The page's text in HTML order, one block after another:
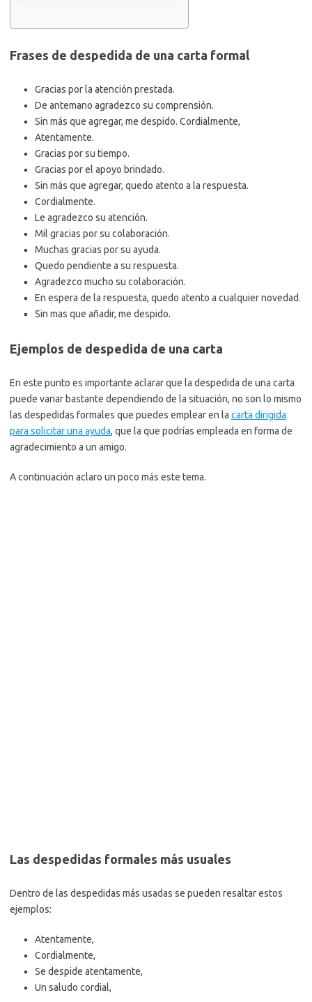
Frases de despedida de una carta formal
Gracias por la atención prestada.
De antemano agradezco su comprensión.
Sin más que agregar, me despido. Cordialmente,
Atentamente.
Gracias por su tiempo.
Gracias por el apoyo brindado.
Sin más que agregar, quedo atento a la respuesta.
Cordialmente.
Le agradezco su atención.
Mil gracias por su colaboración.
Muchas gracias por su ayuda.
Quedo pendiente a su respuesta.
Agradezco mucho su colaboración.
En espera de la respuesta, quedo atento a cualquier novedad.
Sin mas que añadir, me despido.
Ejemplos de despedida de una carta
En este punto es importante aclarar que la despedida de una carta
puede variar bastante dependiendo de la situación, no son lo mismo
las despedidas formales que puedes emplear en la carta dirigida
para solicitar una ayuda, que la que podrías empleada en forma de
agradecimiento a un amigo.
A continuación aclaro un poco más este tema.
Las despedidas formales más usuales
Dentro de las despedidas más usadas se pueden resaltar estos
ejemplos:
Atentamente,
Cordialmente,
Se despide atentamente,
Un saludo cordial,